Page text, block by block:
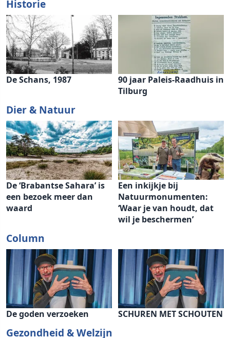
Historie
De Schans, 1987
90 jaar Paleis-Raadhuis in
Tilburg
Dier & Natuur
De ‘Brabantse Sahara’ is
een bezoek meer dan
waard
Een inkijkje bij
Natuurmonumenten:
‘Waar je van houdt, dat
wil je beschermen’
Column
De goden verzoeken SCHUREN MET SCHOUTEN
Gezondheid & Welzijn